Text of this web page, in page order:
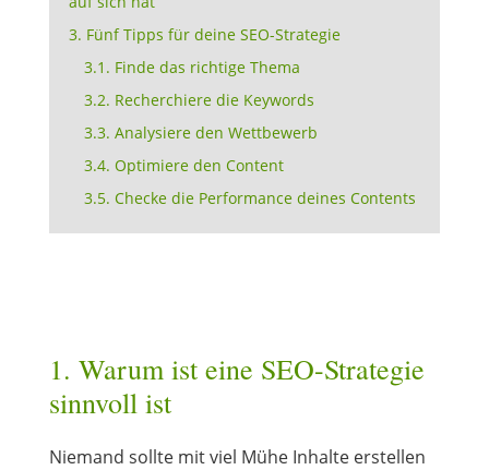
3. Fünf Tipps für deine SEO-Strategie
3.1. Finde das richtige Thema
3.2. Recherchiere die Keywords
3.3. Analysiere den Wettbewerb
3.4. Optimiere den Content
3.5. Checke die Performance deines Contents
1. Warum ist eine SEO-Strategie
sinnvoll ist
Niemand sollte mit viel Mühe Inhalte erstellen